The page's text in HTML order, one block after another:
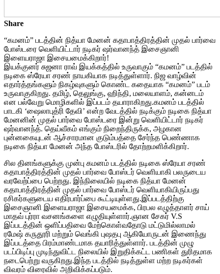
Share
“கமனம்” படத்தின் நித்யா மேனன் கதாபாத்திரத்தின் முதல் பார்வை
போஸ்டரை வெளியிட்டார் நடிகர் ஷர்வானந்த் இசைஞானி
இளையராஜா இசையமைக்கிறார்!
இயக்குனர் சுஜனா ராவ் இயக்கத்தில் உருவாகும் “கமனம்” படத்தில்
நடிகை ஸ்ரேயா சரண் நாயகியாக நடித்துள்ளார். நிஜ வாழ்வின்
எதார்த்தங்களும் நிகழ்வுகளும் கொண்ட கதையாக “கமனம்” படம்
உருவாகுகிறது. தமிழ், தெலுங்கு, ஹிந்தி, மலையாளம், கன்னடம்
என பல்வேறு மொழிகளில் இப்படம் தயாராகிறது.கமனம் படத்தில்
பாடகி ‘ஷைலாபுத்ரி தேவி’ என்ற வேடத்தில் நடிக்கும் நடிகை நித்யா
மேனனின் முதல் பார்வை போஸ்டரை இன்று வெளியிட்டார் நடிகர்
ஷர்வானந்த். தெய்வீகம் எங்கும் நிறைந்திருக்க, அழகான
புன்னகையுடன் ஆச்சாரமான குடும்பத்தை சேர்ந்த பெண்ணாக
நடிகை நித்யா மேனன் அந்த போஸ்டரில் தோற்றமளிக்கிறார்.
சில தினங்களுக்கு முன்பு கமனம் படத்தில் நடிகை ஸ்ரேயா சரண்
கதாபாத்திரத்தின் முதல் பார்வை போஸ்டர் வெளியாகி பலருடைய
வரவேற்ப்பை பெற்றது. இந்நிலையில் நடிகை நித்யா மேனன்
கதாபாத்திரத்தின் முதல் பார்வை போஸ்டர் வெளியாகியிருப்பது
ரசிகர்களுடைய எதிர்பார்ப்பை கூட்டியுள்ளது.இப்படத்திற்கு
இசைஞானி இளையராஜா இசையமைக்க, பிரபல எழுத்தாளர் சாய்
மாதவ் புர்ரா வசனங்களை எழுதியுள்ளார்.ஞான சேகர் V.S
இப்படத்தின் ஒளிப்பதிவை மேற்கொள்வதோடு மட்டுமில்லாமல்
ரமேஷ் கருதூரி மற்றும் வெங்கி புஷதபு ஆகியோருடன் இணைந்து
இப்படத்தை பிரம்மாண்டமாக தயாரித்துள்ளார். படத்தின் முழு
படப்பிடிப்பு முடிந்துவிட்ட நிலையில் இறுதிக்கட்ட பணிகள் துரிதமாக
நடைபெற்று வருகிறது.இந்த படத்தில் நடித்துள்ள மற்ற நடிகர்கள்
விவரம் விரைவில் அறிவிக்கப்படும்.